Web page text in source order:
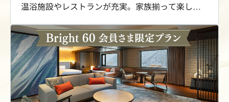
温浴施設やレストランが充実。家族揃って楽しめ